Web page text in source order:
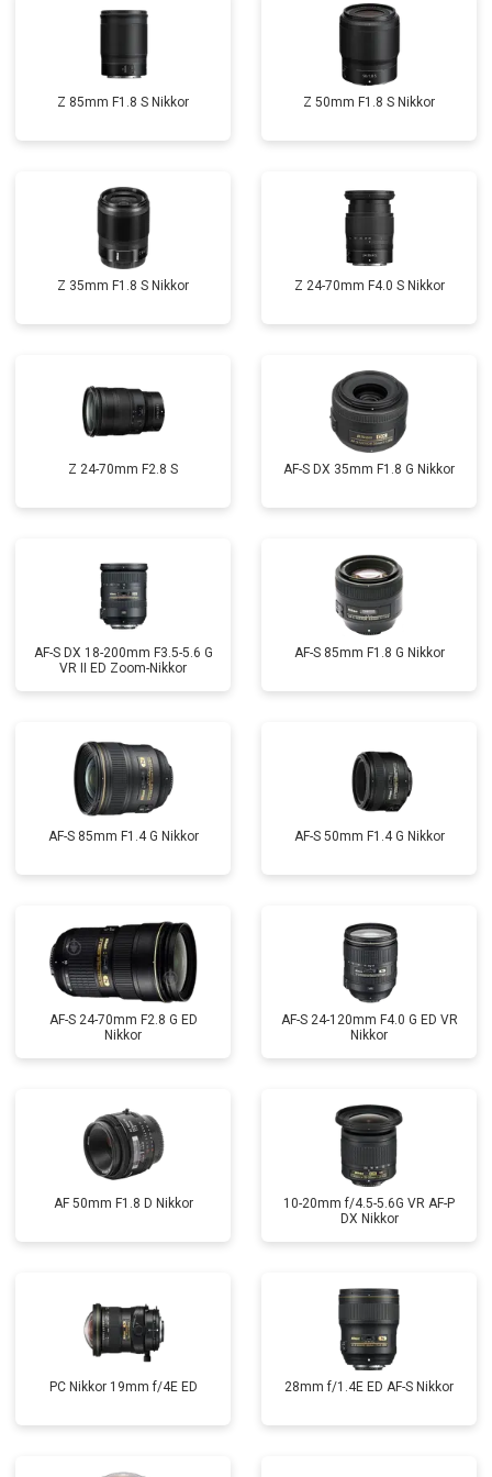
Z 85mm F1.8 S Nikkor Z 50mm F1.8 S Nikkor
Z 35mm F1.8 S Nikkor Z 24-70mm F4.0 S Nikkor
Z 24-70mm F2.8 S AF-S DX 35mm F1.8 G Nikkor
AF-S DX 18-200mm F3.5-5.6 G
VR II ED Zoom-Nikkor
AF-S 85mm F1.8 G Nikkor
AF-S 85mm F1.4 G Nikkor AF-S 50mm F1.4 G Nikkor
AF-S 24-70mm F2.8 G ED
Nikkor
AF-S 24-120mm F4.0 G ED VR
Nikkor
AF 50mm F1.8 D Nikkor
10-20mm f/4.5-5.6G VR AF-P
DX Nikkor
PC Nikkor 19mm f/4E ED 28mm f/1.4E ED AF-S Nikkor